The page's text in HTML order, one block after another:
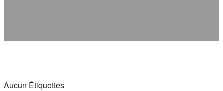
Aucun Étiquettes